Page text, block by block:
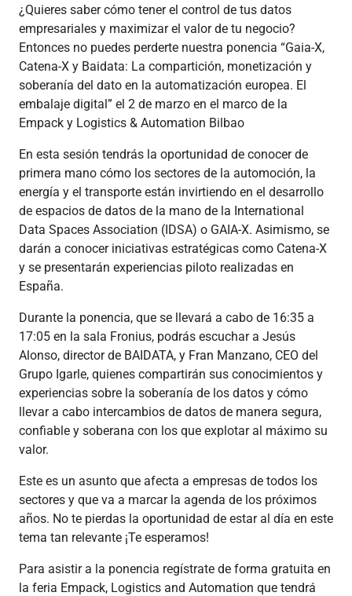
¿Quieres saber cómo tener el control de tus datos
empresariales y maximizar el valor de tu negocio?
Entonces no puedes perderte nuestra ponencia “Gaia-X,
Catena-X y Baidata: La compartición, monetización y
soberanía del dato en la automatización europea. El
embalaje digital” el 2 de marzo en el marco de la
Empack y Logistics & Automation Bilbao
En esta sesión tendrás la oportunidad de conocer de
primera mano cómo los sectores de la automoción, la
energía y el transporte están invirtiendo en el desarrollo
de espacios de datos de la mano de la International
Data Spaces Association (IDSA) o GAIA-X. Asimismo, se
darán a conocer iniciativas estratégicas como Catena-X
y se presentarán experiencias piloto realizadas en
España.
Durante la ponencia, que se llevará a cabo de 16:35 a
17:05 en la sala Fronius, podrás escuchar a Jesús
Alonso, director de BAIDATA, y Fran Manzano, CEO del
Grupo Igarle, quienes compartirán sus conocimientos y
experiencias sobre la soberanía de los datos y cómo
llevar a cabo intercambios de datos de manera segura,
confiable y soberana con los que explotar al máximo su
valor.
Este es un asunto que afecta a empresas de todos los
sectores y que va a marcar la agenda de los próximos
años. No te pierdas la oportunidad de estar al día en este
tema tan relevante ¡Te esperamos!
Para asistir a la ponencia regístrate de forma gratuita en
la feria Empack, Logistics and Automation que tendrá